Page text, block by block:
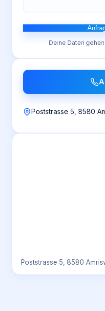
Deine Daten
Poststrasse 5, 8580
Poststrasse 5, 8580